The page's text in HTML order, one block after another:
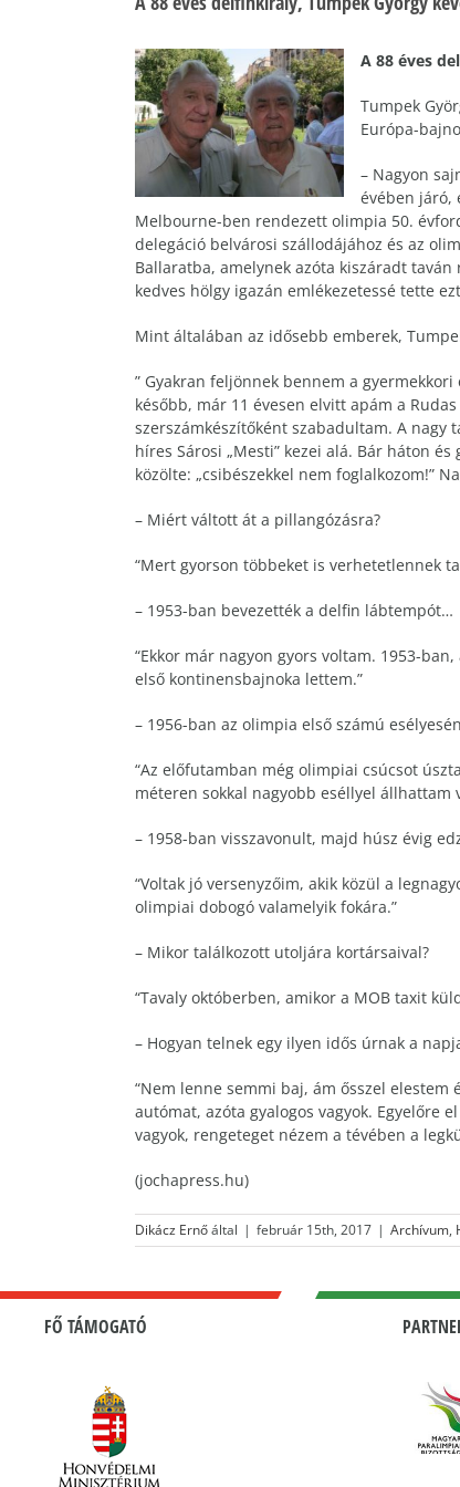
A 88 éves
Tumpek
Európa-
– Nagyon
évében járó,
Melbourne-ben rendezett olimpia 50.
delegáció belvárosi szállodájához és az
Ballaratba, amelynek azóta kiszáradt
kedves hölgy igazán emlékezetessé tette
Mint általában az idősebb emberek,
” Gyakran feljönnek bennem a
később, már 11 évesen elvitt apám a
szerszámkészítőként szabadultam. A nagy
híres Sárosi „Mesti” kezei alá. Bár háton
közölte: „csibészekkel nem foglalkozom!”
– Miért váltott át a pillangózásra?
“Mert gyorson többeket is verhetetlennek
– 1953-ban bevezették a delfin lábtempót…
“Ekkor már nagyon gyors voltam. 1953-
első kontinensbajnoka lettem.”
– 1956-ban az olimpia első számú
“Az előfutamban még olimpiai csúcsot
méteren sokkal nagyobb eséllyel állhattam
– 1958-ban visszavonult, majd húsz évig
“Voltak jó versenyzőim, akik közül a
olimpiai dobogó valamelyik fokára.”
– Mikor találkozott utoljára kortársaival?
“Tavaly októberben, amikor a MOB taxit
– Hogyan telnek egy ilyen idős úrnak a
“Nem lenne semmi baj, ám ősszel
autómat, azóta gyalogos vagyok. Egyelőre
vagyok, rengeteget nézem a tévében a
(jochapress.hu)
Dikácz Ernőáltal | február 15th, 2017 | Archívum,
FŐ TÁMOGATÓ